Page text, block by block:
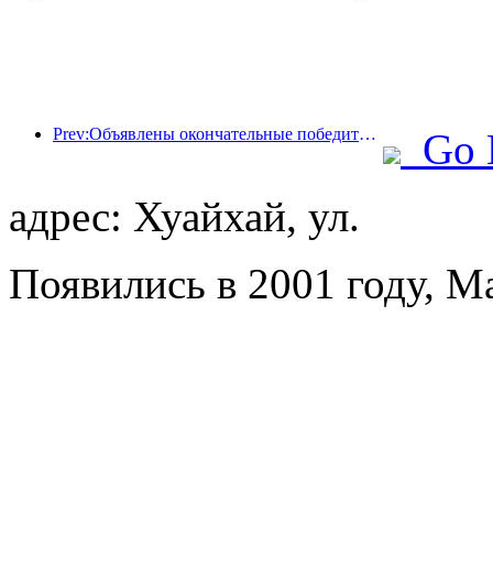
Prev:Объявлены окончательные победители шести главных премий: более ста отелей и компаний получили ежегодные награды!
Go
адрес: Хуайхай, ул.
Появились в 2001 году,